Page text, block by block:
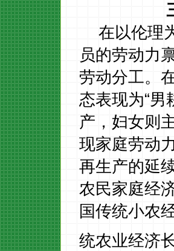
在以伦理
员的劳动力
劳动分工。
态表现为“男
产，妇女则
现家庭劳动
再生产的延
农民家庭经
国传统小农
统农业经济